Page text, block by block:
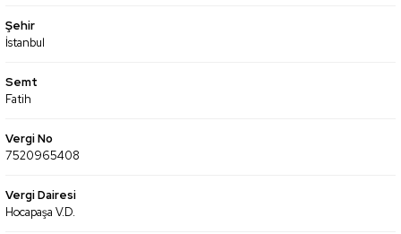
Şehir
İstanbul
Semt
Fatih
Vergi No
7520965408
Vergi Dairesi
Hocapaşa V.D.